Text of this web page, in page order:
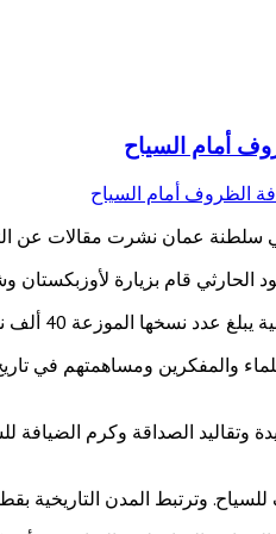
أمام السياح
سلطنة عمان نشرت مقالات عن
الحارثي قام بزيارة
وتوزع في جميع أنحاء العالم العربي.
والمفكرين ومساهمتهم في
وتقاليد الصداقة وكرم
وترتبط المدن التاريخية